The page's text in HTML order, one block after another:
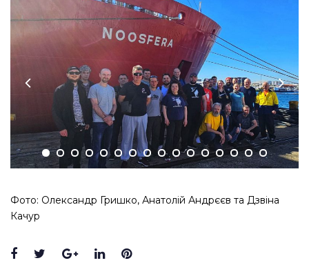
Фото: Олександр Гришко, Анатолій Андрєєв та Дзвіна
Качур
Facebook
TwitterGoogle+
LinkedInPinterest